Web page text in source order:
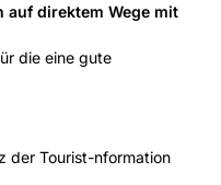
auf direktem Wege mit
die eine gute
der Tourist-nformation